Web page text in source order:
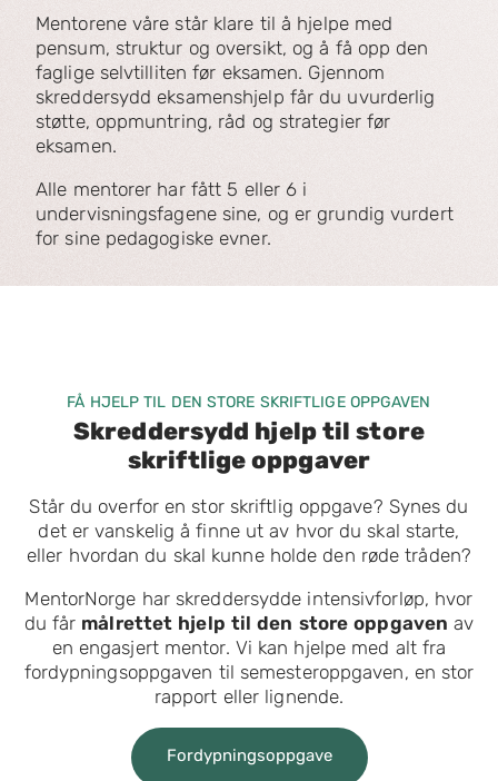
Mentorene våre står klare til å hjelpe med
pensum, struktur og oversikt, og å få opp den
faglige selvtilliten før eksamen. Gjennom
skreddersydd eksamenshjelp får du uvurderlig
støtte, oppmuntring, råd og strategier før
eksamen.
Alle mentorer har fått 5 eller 6 i
undervisningsfagene sine, og er grundig vurdert
for sine pedagogiske evner.
FÅ HJELP TIL DEN STORE SKRIFTLIGE OPPGAVEN
Skreddersydd hjelp til store
skriftlige oppgaver
Står du overfor en stor skriftlig oppgave? Synes du
det er vanskelig å finne ut av hvor du skal starte,
eller hvordan du skal kunne holde den røde tråden?
MentorNorge har skreddersydde intensivforløp, hvor
du får målrettet hjelp til den store oppgaven av
en engasjert mentor. Vi kan hjelpe med alt fra
fordypningsoppgaven til semesteroppgaven, en stor
rapport eller lignende.
Fordypningsoppgave